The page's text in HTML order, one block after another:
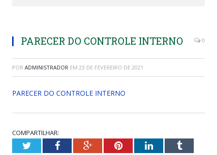
PARECER DO CONTROLE INTERNO 0
POR ADMINISTRADOR EM 23 DE FEVEREIRO DE 2021
PARECER DO CONTROLE INTERNO
COMPARTILHAR:
TwitterFacebookGoogle+PinterestLinkedInTumblr